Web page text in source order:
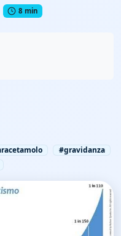
8 min
#gravidanza